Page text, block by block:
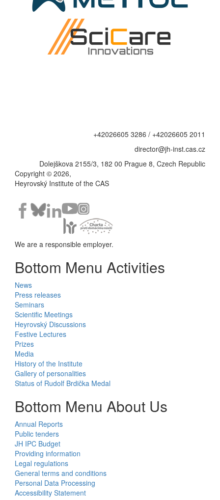
+42026605 3286 / +42026605 2011
director@jh-inst.cas.cz
Dolejškova 2155/3, 182 00 Prague 8, Czech Republic
Copyright © 2026,
Heyrovský Institute of the CAS
We are a responsible employer.
Bottom Menu Activities
News
Press releases
Seminars
Scientific Meetings
Heyrovský Discussions
Festive Lectures
Prizes
Media
History of the Institute
Gallery of personalities
Status of Rudolf Brdička Medal
Bottom Menu About Us
Annual Reports
Public tenders
JH IPC Budget
Providing information
Legal regulations
General terms and conditions
Personal Data Processing
Accessibility Statement